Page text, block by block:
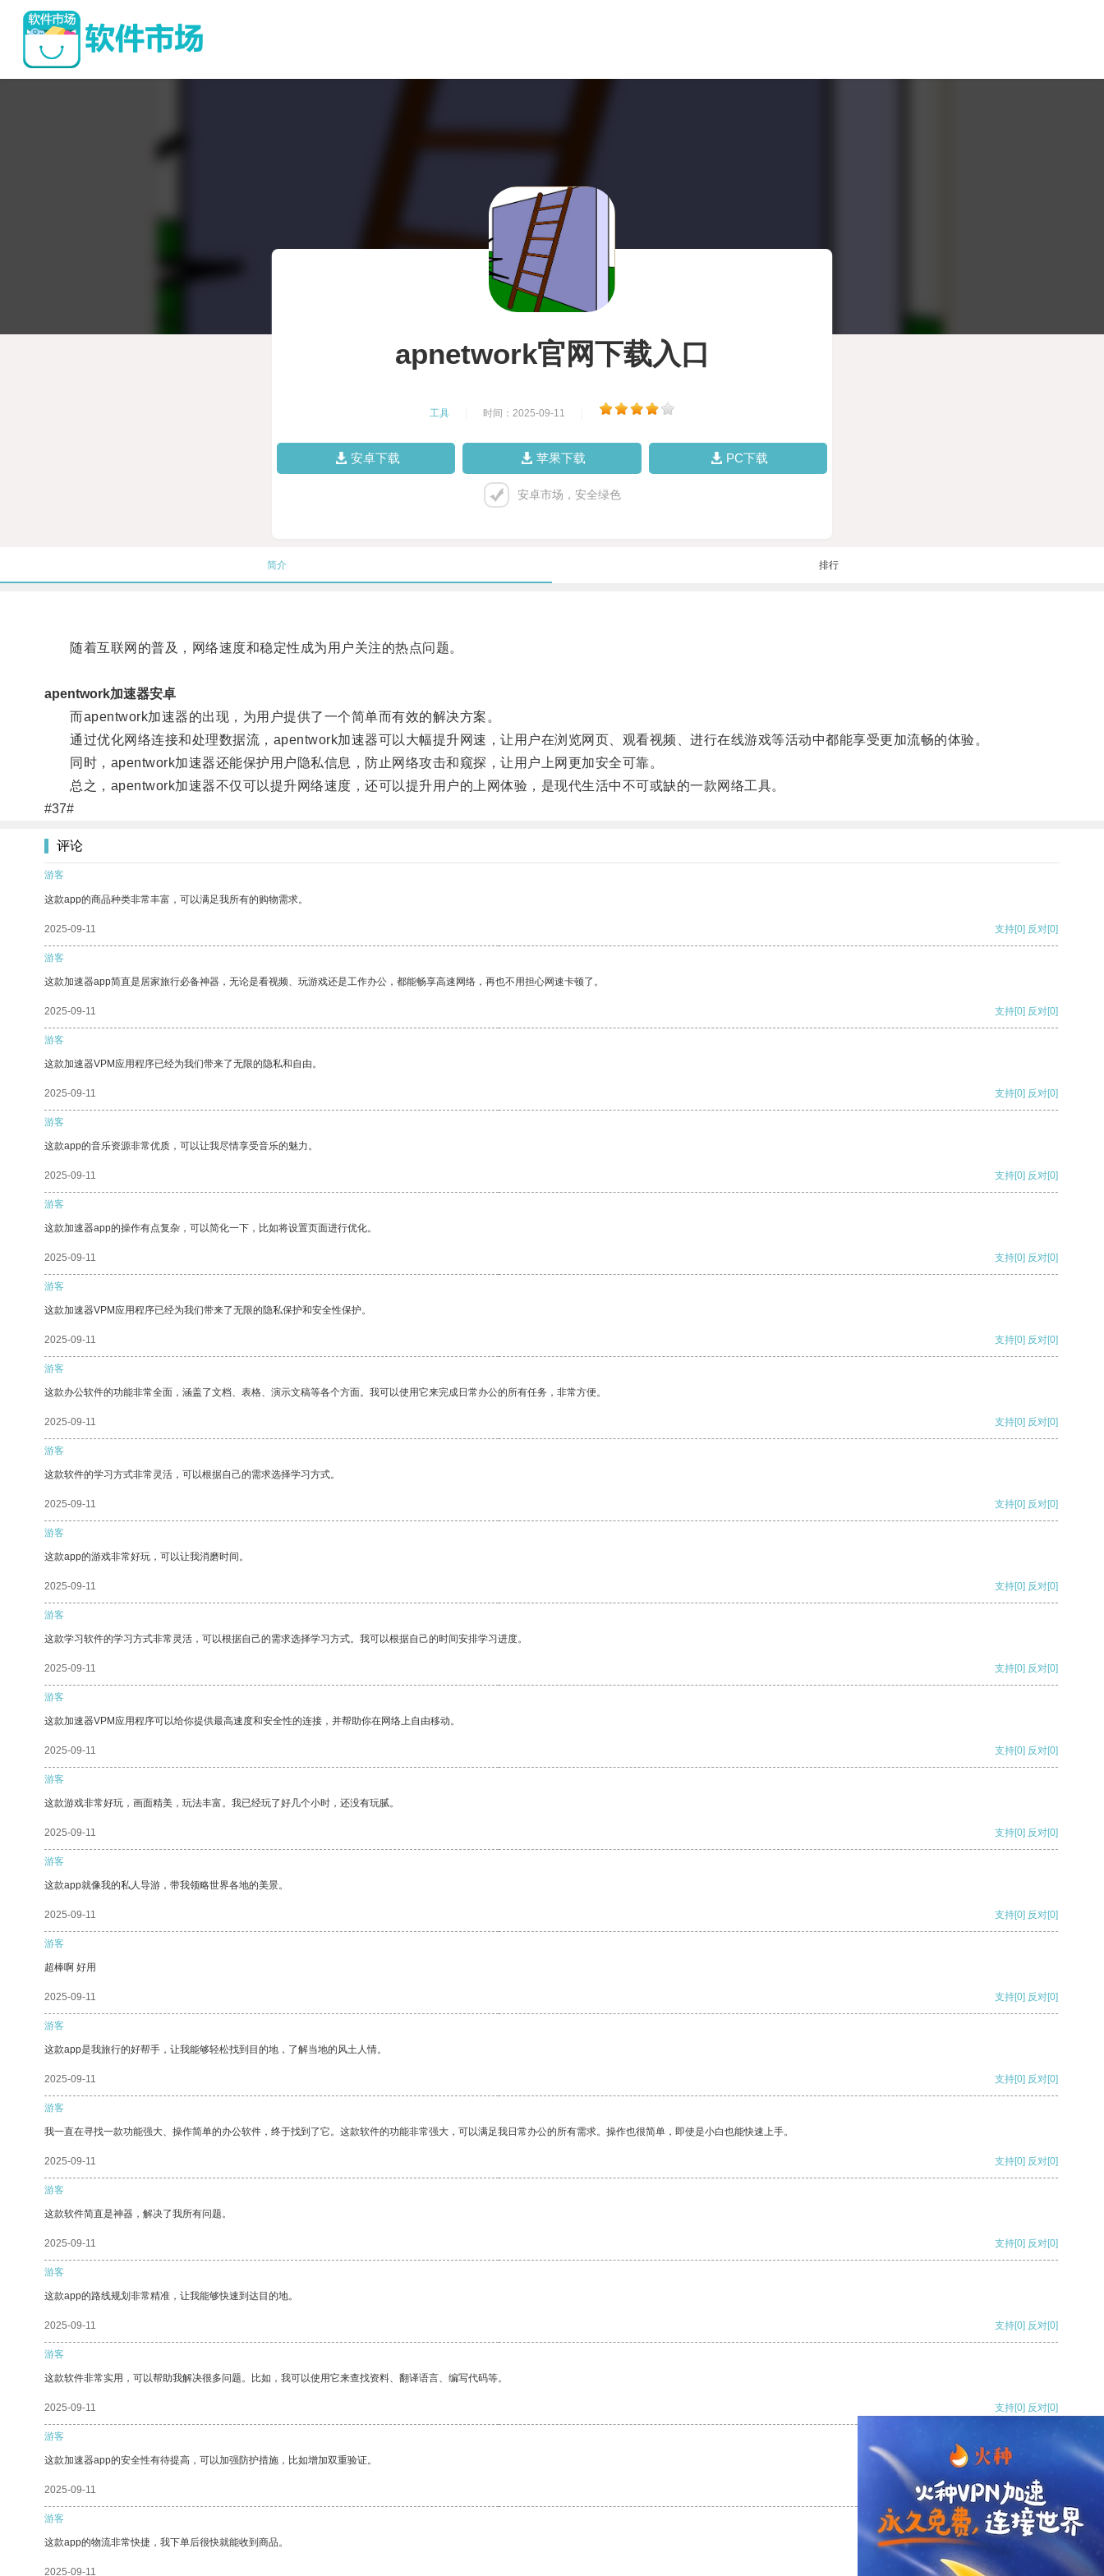
apnetwork官网下载入口
工具 时间：2025-09-11
安卓下载 苹果下载 PC下载
安卓市场，安全绿色
简介 排行
随着互联网的普及，网络速度和稳定性成为用户关注的热点问题。
apentwork加速器安卓
而apentwork加速器的出现，为用户提供了一个简单而有效的解决方案。
通过优化网络连接和处理数据流，apentwork加速器可以大幅提升网速，让用户在浏览网页、观看视频、进行在线游戏等活动中都能享受更加流畅的体验。
同时，apentwork加速器还能保护用户隐私信息，防止网络攻击和窥探，让用户上网更加安全可靠。
总之，apentwork加速器不仅可以提升网络速度，还可以提升用户的上网体验，是现代生活中不可或缺的一款网络工具。
#37#
评论
游客
这款app的商品种类非常丰富，可以满足我所有的购物需求。
2025-09-11 支持[0] 反对[0]
游客
这款加速器app简直是居家旅行必备神器，无论是看视频、玩游戏还是工作办公，都能畅享高速网络，再也不用担心网速卡顿了。
2025-09-11 支持[0] 反对[0]
游客
这款加速器VPM应用程序已经为我们带来了无限的隐私和自由。
2025-09-11 支持[0] 反对[0]
游客
这款app的音乐资源非常优质，可以让我尽情享受音乐的魅力。
2025-09-11 支持[0] 反对[0]
游客
这款加速器app的操作有点复杂，可以简化一下，比如将设置页面进行优化。
2025-09-11 支持[0] 反对[0]
游客
这款加速器VPM应用程序已经为我们带来了无限的隐私保护和安全性保护。
2025-09-11 支持[0] 反对[0]
游客
这款办公软件的功能非常全面，涵盖了文档、表格、演示文稿等各个方面。我可以使用它来完成日常办公的所有任务，非常方便。
2025-09-11 支持[0] 反对[0]
游客
这款软件的学习方式非常灵活，可以根据自己的需求选择学习方式。
2025-09-11 支持[0] 反对[0]
游客
这款app的游戏非常好玩，可以让我消磨时间。
2025-09-11 支持[0] 反对[0]
游客
这款学习软件的学习方式非常灵活，可以根据自己的需求选择学习方式。我可以根据自己的时间安排学习进度。
2025-09-11 支持[0] 反对[0]
游客
这款加速器VPM应用程序可以给你提供最高速度和安全性的连接，并帮助你在网络上自由移动。
2025-09-11 支持[0] 反对[0]
游客
这款游戏非常好玩，画面精美，玩法丰富。我已经玩了好几个小时，还没有玩腻。
2025-09-11 支持[0] 反对[0]
游客
这款app就像我的私人导游，带我领略世界各地的美景。
2025-09-11 支持[0] 反对[0]
游客
超棒啊 好用
2025-09-11 支持[0] 反对[0]
游客
这款app是我旅行的好帮手，让我能够轻松找到目的地，了解当地的风土人情。
2025-09-11 支持[0] 反对[0]
游客
我一直在寻找一款功能强大、操作简单的办公软件，终于找到了它。这款软件的功能非常强大，可以满足我日常办公的所有需求。操作也很简单，即使是小白也能快速上手。
2025-09-11 支持[0] 反对[0]
游客
这款软件简直是神器，解决了我所有问题。
2025-09-11 支持[0] 反对[0]
游客
这款app的路线规划非常精准，让我能够快速到达目的地。
2025-09-11 支持[0] 反对[0]
游客
这款软件非常实用，可以帮助我解决很多问题。比如，我可以使用它来查找资料、翻译语言、编写代码等。
2025-09-11 支持[0] 反对[0]
游客
这款加速器app的安全性有待提高，可以加强防护措施，比如增加双重验证。
2025-09-11 支持[0] 反对
游客
这款app的物流非常快捷，我下单后很快就能收到商品。
2025-09-11 支持